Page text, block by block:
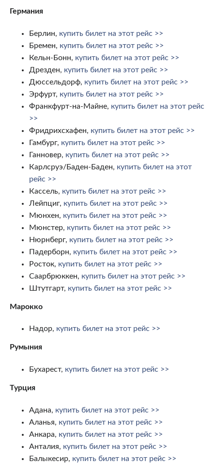
Германия
Берлин, купить билет на этот рейс >>
Бремен, купить билет на этот рейс >>
Кельн-Бонн, купить билет на этот рейс >>
Дрезден, купить билет на этот рейс >>
Дюссельдорф, купить билет на этот рейс >>
Эрфурт, купить билет на этот рейс >>
Франкфурт-на-Майне, купить билет на этот рейс
>>
Фридрихсхафен, купить билет на этот рейс >>
Гамбург, купить билет на этот рейс >>
Ганновер, купить билет на этот рейс >>
Карлсруэ/Баден-Баден, купить билет на этот
рейс >>
Кассель, купить билет на этот рейс >>
Лейпциг, купить билет на этот рейс >>
Мюнхен, купить билет на этот рейс >>
Мюнстер, купить билет на этот рейс >>
Нюрнберг, купить билет на этот рейс >>
Падерборн, купить билет на этот рейс >>
Росток, купить билет на этот рейс >>
Саарбрюккен, купить билет на этот рейс >>
Штутгарт, купить билет на этот рейс >>
Марокко
Надор, купить билет на этот рейс >>
Румыния
Бухарест, купить билет на этот рейс >>
Турция
Адана, купить билет на этот рейс >>
Аланья, купить билет на этот рейс >>
Анкара, купить билет на этот рейс >>
Анталия, купить билет на этот рейс >>
Балыкесир, купить билет на этот рейс >>